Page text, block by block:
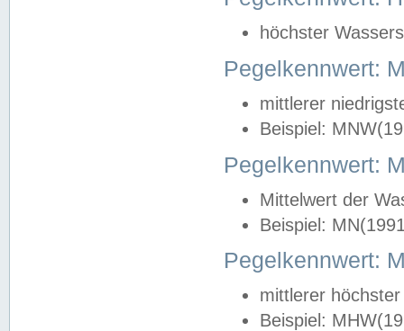
höchster
Pegelkennwert:
mittlerer
Beispiel:
Pegelkennwert:
Mittelwert der
Beispiel:
Pegelkennwert:
mittlerer
Beispiel: